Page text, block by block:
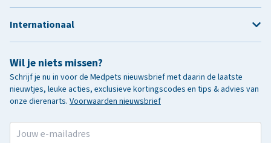
Wil je niets missen?
Schrijf je nu in voor de Medpets nieuwsbrief met daarin de laatste
nieuwtjes, leuke acties, exclusieve kortingscodes en tips & advies van
onze dierenarts. Voorwaarden nieuwsbrief
Internationaal